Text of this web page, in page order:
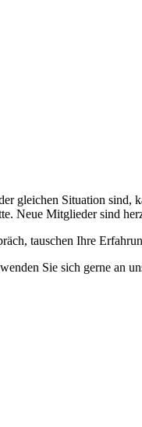
gleichen Situation
Neue Mitglieder sind
tauschen Ihre
Sie sich gerne an